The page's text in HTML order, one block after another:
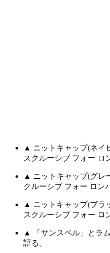
▲ ニットキャップ(ネイ
スクルーシブ フォー ロ
▲ ニットキャップ(グレ
クルーシブ フォー ロン
▲ ニットキャップ(ブラ
スクルーシブ フォー ロ
▲ 「サンスペル」とラ
語る。